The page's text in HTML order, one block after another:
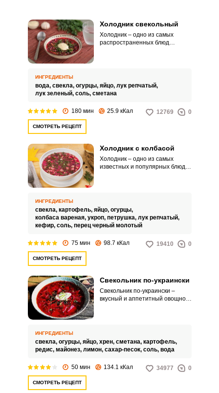
Холодник свекольный
Холодник – одно из самых
распространенных блюд
готовить, оно просто
незаменимо жаркой порой и это
безумно вкусно.
ИНГРЕДИЕНТЫ
вода, свекла, огурцы, яйцо, лук репчатый,
лук зеленый, соль, сметана
180 мин 25.9 кКал 12769 0
СМОТРЕТЬ РЕЦЕПТ
Холодник с колбасой
Холодник – одно из самых
известных и популярных блюд
жаркую пору.
ИНГРЕДИЕНТЫ
свекла, картофель, яйцо, огурцы,
колбаса вареная, укроп, петрушка, лук репчатый,
кефир, соль, перец черный молотый
75 мин 98.7 кКал 19410 0
СМОТРЕТЬ РЕЦЕПТ
Свекольник по-украински
Свекольник по-украински –
вкусный и аппетитный овощной
Настоящий кулинарный шедевр!
ИНГРЕДИЕНТЫ
свекла, огурцы, яйцо, хрен, сметана, картофель,
редис, майонез, лимон, сахар-песок, соль, вода
50 мин 134.1 кКал 34977 0
СМОТРЕТЬ РЕЦЕПТ